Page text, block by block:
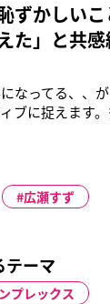
ずかしい
た」と共
になってる、、
ブに捉えます
きたい秘密を教
広瀬すず
テーマ
プレックス